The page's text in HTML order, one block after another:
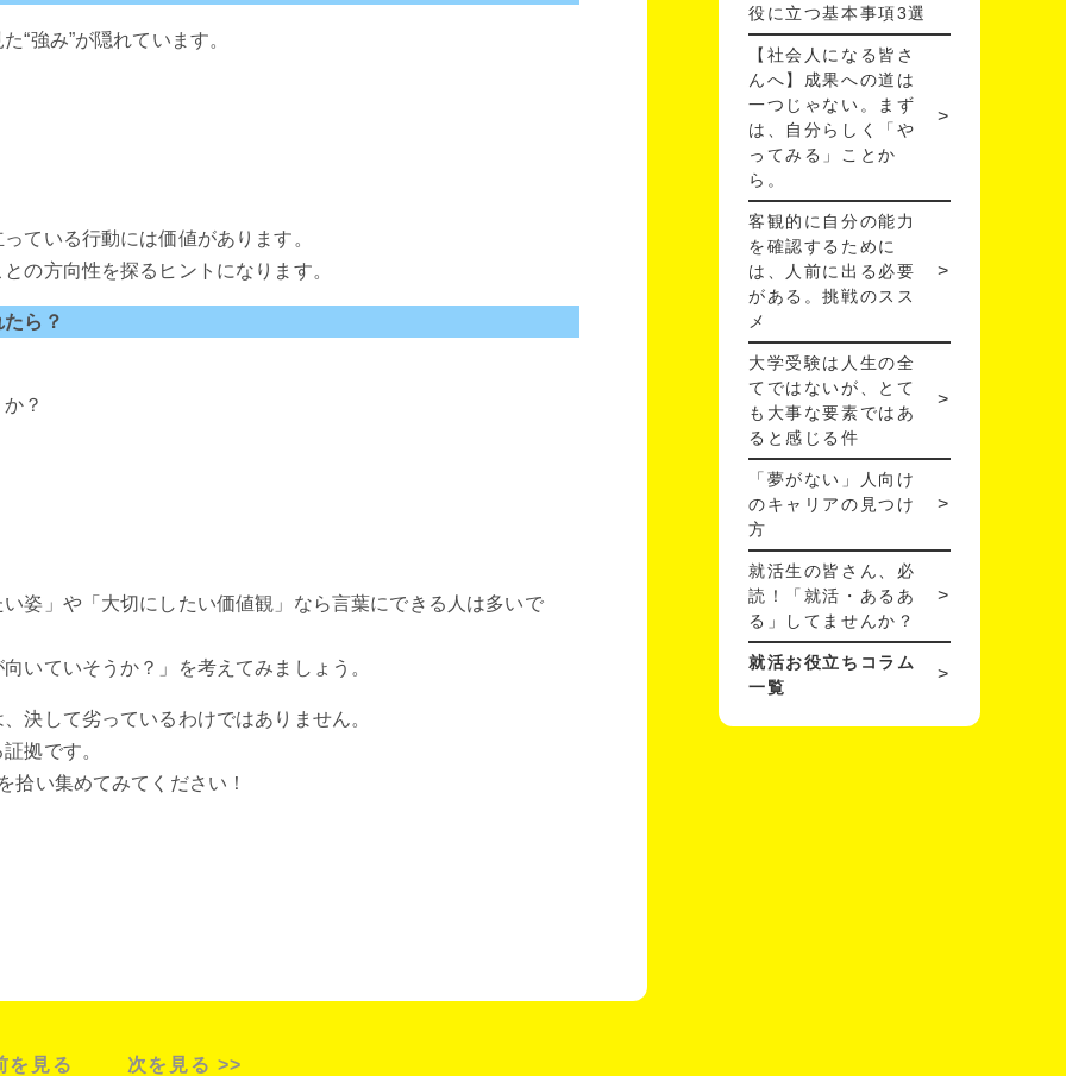
“強み”が隠れています。
ている行動には価値があります。
の方向性を探るヒントになります。
ら？
？
姿」や「大切にしたい価値観」なら言葉にできる人は多いで
いていそうか？」を考えてみましょう。
決して劣っているわけではありません。
拠です。
拾い集めてみてください！
を見る 次を見る >>
役に立つ基本事項3選
【社会人になる皆さ
んへ】成果への道は
一つじゃない。まず
は、自分らしく「や
ってみる」ことか
ら。
客観的に自分の能力
を確認するために
は、人前に出る必要
がある。挑戦のスス
メ
大学受験は人生の全
てではないが、とて
も大事な要素ではあ
ると感じる件
「夢がない」人向け
のキャリアの見つけ
方
就活生の皆さん、必
読！「就活・あるあ
る」してませんか？
就活お役立ちコラム
一覧